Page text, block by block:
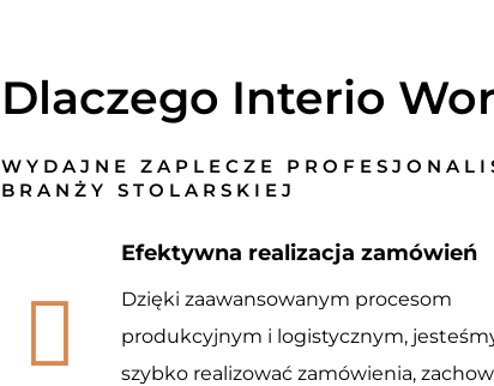
Dlaczego Interio
WYDAJNE ZAPLECZE
BRANŻY STOLARSKIEJ
Efektywna realizacja zamówień
Dzięki zaawansowanym procesom
produkcyjnym i logistycznym,
szybko realizować zamówienia,